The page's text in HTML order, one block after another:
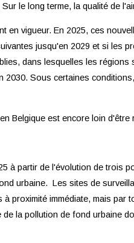
le long terme, la qualité de
en vigueur. En 2025, ces
jusqu'en 2029 et si les
dans lesquelles les
Sous certaines
Belgique est encore loin d'être
à partir de l'évolution de trois
urbaine. Les sites de
proximité immédiate, mais
la pollution de fond urbaine